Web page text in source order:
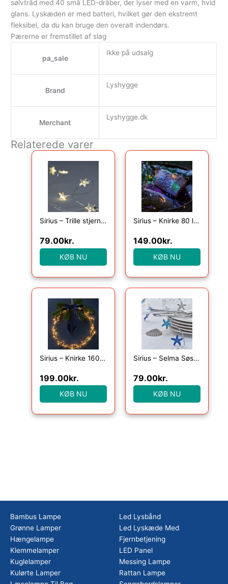
sølvtråd med 40 små LED-dråber, der lyser med en varm, hvid
glans. Lyskæden er med batteri, hvilket gør den ekstremt
fleksibel, da du kan bruge den overalt indendørs.
Pærerne er fremstillet af slag
pa_sale
Ikke på udsalg
Brand
Lyshygge
Merchant
Lyshygge.dk
Relaterede varer
Sirius – Trille stjerne 40 lys, Klar/Sølv med timer
79.00kr.
KØB NU
Sirius – Knirke 80 lys, Multi
149.00kr.
KØB NU
Sirius – Knirke 160 lys, Klar/Guld
199.00kr.
KØB NU
Sirius – Selma Søstjerne, 20LED lyskæde, Blå, 2m+30cm
79.00kr.
KØB NU
Bambus Lampe
Grønne Lamper
Hængelampe
Klemmelamper
Kuglelamper
Kulørte Lamper
Led Lysbånd
Led Lyskæde Med
Fjernbetjening
LED Panel
Messing Lampe
Rattan Lampe